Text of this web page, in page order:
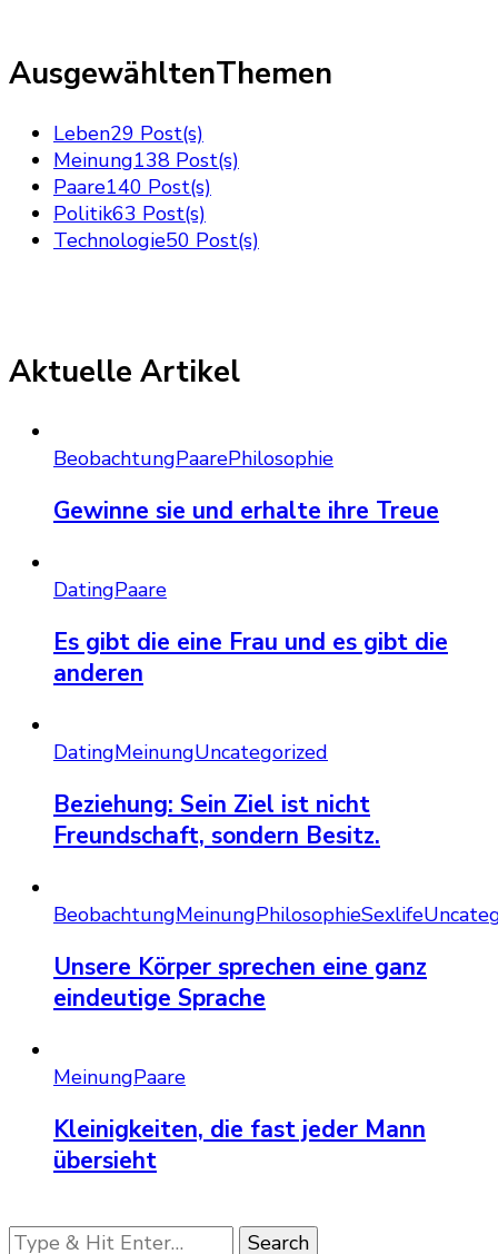
AusgewähltenThemen
Leben29 Post(s)
Meinung138 Post(s)
Paare140 Post(s)
Politik63 Post(s)
Technologie50 Post(s)
Aktuelle Artikel
BeobachtungPaarePhilosophie
Gewinne sie und erhalte ihre Treue
DatingPaare
Es gibt die eine Frau und es gibt die
anderen
DatingMeinungUncategorized
Beziehung: Sein Ziel ist nicht
Freundschaft, sondern Besitz.
BeobachtungMeinungPhilosophieSexlife
Unsere Körper sprechen eine ganz
eindeutige Sprache
MeinungPaare
Kleinigkeiten, die fast jeder Mann
übersieht
Looking